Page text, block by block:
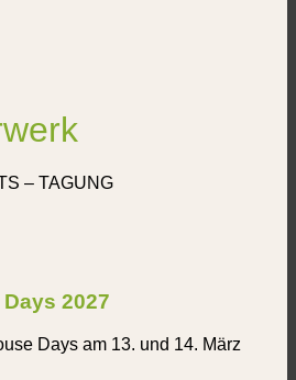
2027
Days am 13. und 14. März
– TAGUNG